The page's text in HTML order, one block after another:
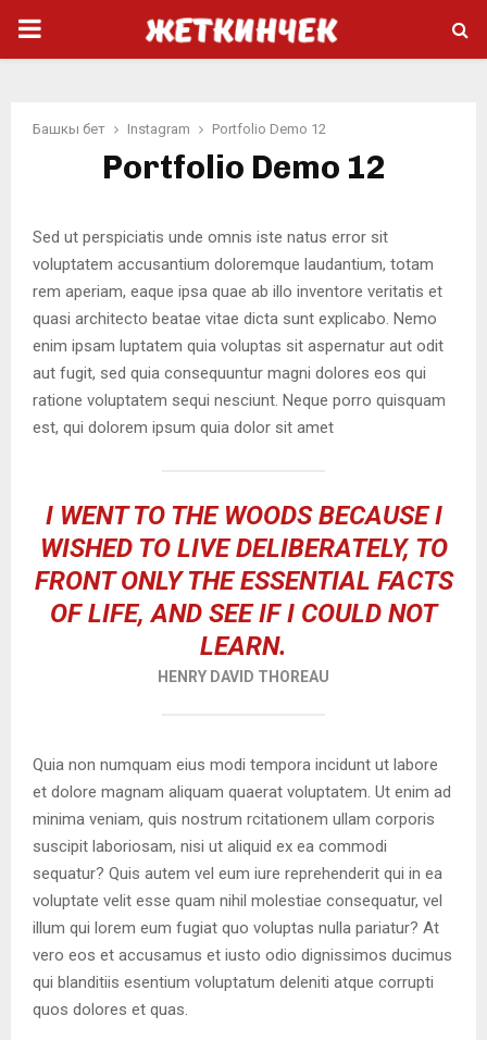
PRIMARY
Башкы бет Instagram Portfolio Demo 12
Portfolio Demo 12
Sed ut perspiciatis unde omnis iste natus error sit
voluptatem accusantium doloremque laudantium, totam
rem aperiam, eaque ipsa quae ab illo inventore veritatis et
quasi architecto beatae vitae dicta sunt explicabo. Nemo
enim ipsam luptatem quia voluptas sit aspernatur aut odit
aut fugit, sed quia consequuntur magni dolores eos qui
ratione voluptatem sequi nesciunt. Neque porro quisquam
est, qui dolorem ipsum quia dolor sit amet
I WENT TO THE WOODS BECAUSE I
WISHED TO LIVE DELIBERATELY, TO
FRONT ONLY THE ESSENTIAL FACTS
OF LIFE, AND SEE IF I COULD NOT
LEARN.
HENRY DAVID THOREAU
Quia non numquam eius modi tempora incidunt ut labore
et dolore magnam aliquam quaerat voluptatem. Ut enim ad
minima veniam, quis nostrum rcitationem ullam corporis
suscipit laboriosam, nisi ut aliquid ex ea commodi
sequatur? Quis autem vel eum iure reprehenderit qui in ea
voluptate velit esse quam nihil molestiae consequatur, vel
illum qui lorem eum fugiat quo voluptas nulla pariatur? At
vero eos et accusamus et iusto odio dignissimos ducimus
qui blanditiis esentium voluptatum deleniti atque corrupti
quos dolores et quas.